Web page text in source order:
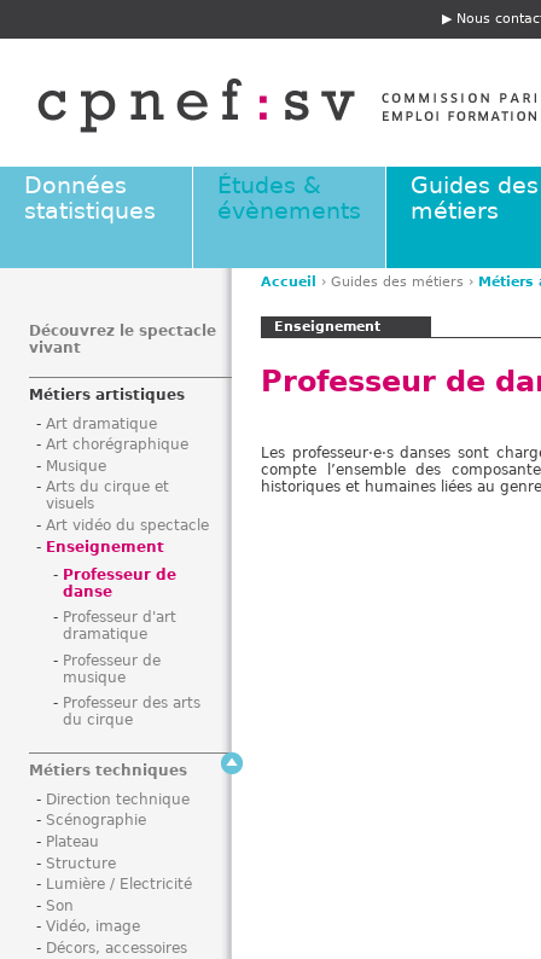
E
t
ê
e
Nous
Données
statistiques
Études &
évènements
Guides des
métiers
s
e
s
Accueil › Guides des métiers › Métiers
Enseignement
Professeur de
Les professeur·e·s danses sont
compte l’ensemble des
historiques et humaines liées au
Découvrez le spectacle
vivant
Métiers artistiques
Art dramatique
Art chorégraphique
Musique
Arts du cirque et
visuels
Art vidéo du spectacle
Enseignement
Professeur de
danse
Professeur d'art
dramatique
Professeur de
musique
Professeur des arts
du cirque
Métiers techniques
Direction technique
Scénographie
Plateau
Structure
Lumière / Electricité
Son
Vidéo, image
Décors, accessoires